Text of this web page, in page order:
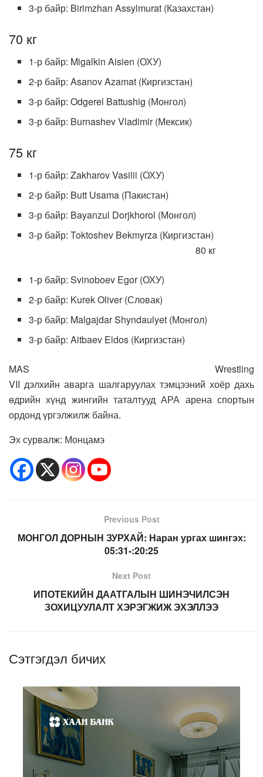
3-р байр: Birimzhan Assylmurat (Казахстан)
70 кг
1-р байр: Migalkin Aisien (ОХУ)
2-р байр: Asanov Azamat (Киргизстан)
3-р байр: Odgerel Battushig (Монгол)
3-р байр: Burnashev Vladimir (Мексик)
75 кг
1-р байр: Zakharov Vasilii (ОХУ)
2-р байр: Butt Usama (Пакистан)
3-р байр: Bayanzul Dorjkhorol (Монгол)
3-р байр: Toktoshev Bekmyrza (Киргизстан)
80 кг
1-р байр: Svinoboev Egor (ОХУ)
2-р байр: Kurek Oliver (Словак)
3-р байр: Malgajdar Shyndaulyet (Монгол)
3-р байр: Aitbaev Eldos (Киргизстан)
MAS Wrestling
VII дэлхийн аварга шалгаруулах тэмцээний хоёр дахь
өдрийн хүнд жингийн таталтууд АРА арена спортын
ордонд үргэлжилж байна.
Эх сурвалж: Монцамэ
Previous Post
МОНГОЛ ДОРНЫН ЗУРХАЙ: Наран ургах шингэх:
05:31-:20:25
Next Post
ИПОТЕКИЙН ДААТГАЛЫН ШИНЭЧИЛСЭН
ЗОХИЦУУЛАЛТ ХЭРЭГЖИЖ ЭХЭЛЛЭЭ
Сэтгэгдэл бичих